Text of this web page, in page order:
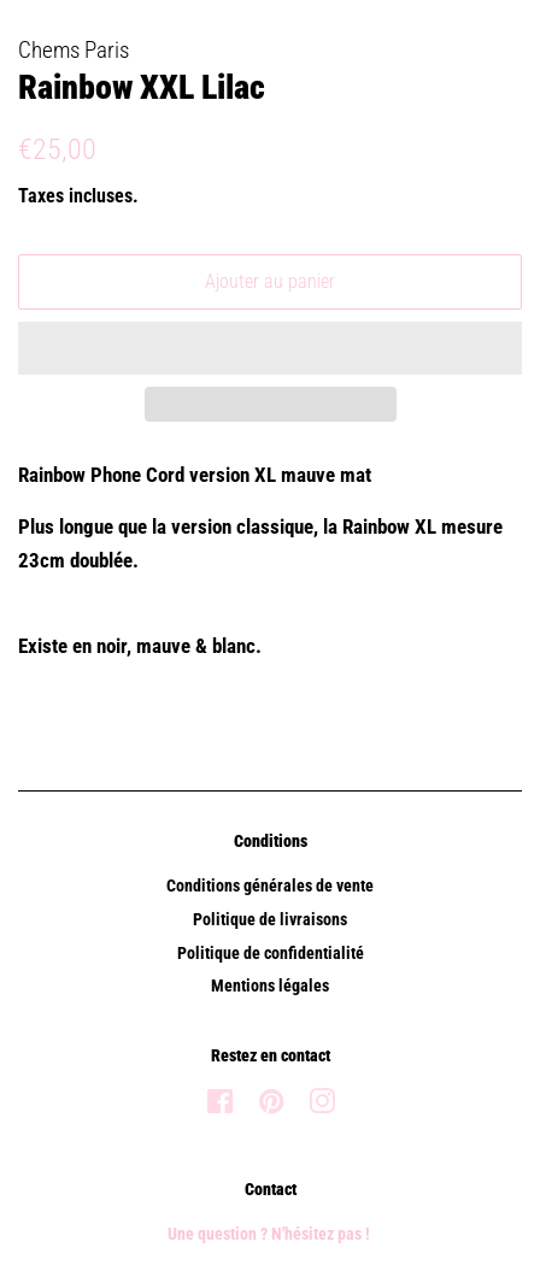
Chems Paris
Rainbow XXL Lilac
Prix
€25,00
Taxes incluses.
Ajouter au panier
Rainbow Phone Cord version XL mauve mat
Plus longue que la version classique, la Rainbow XL mesure
23cm doublée.
Existe en noir, mauve & blanc.
Conditions
Conditions générales de vente
Politique de livraisons
Politique de confidentialité
Mentions légales
Restez en contact
Facebook Pinterest
Contact
Une question ? N'hésitez pas !